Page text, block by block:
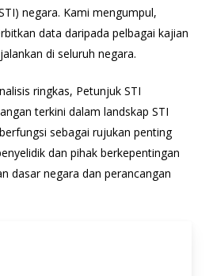
negara. Kami mengumpul,
data daripada pelbagai kajian
di seluruh negara.
ringkas, Petunjuk STI
terkini dalam landskap STI
sebagai rujukan penting
dan pihak berkepentingan
dasar negara dan perancangan